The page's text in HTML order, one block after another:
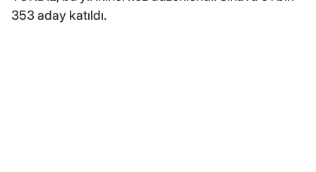
353 aday katıldı.